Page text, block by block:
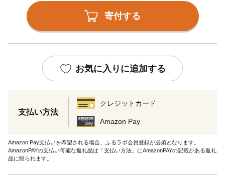
寄付する
お気に入りに追加する
支払い方法
クレジットカード
Amazon Pay
Amazon Pay支払いを希望される場合、ふるラボ会員登録が必須となります。
AmazonPAYの支払い可能な返礼品は「支払い方法」にAmazonPAYの記載がある返礼
品に限られます。